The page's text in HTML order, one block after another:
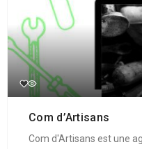
Com d’Artisans
Com d'Artisans est une